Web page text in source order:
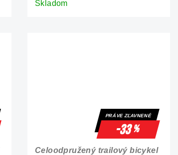
Gold/Gunmetal
Skladom
PRÁVE ZĽAVNENÉ
-33%
Celoodpružený trailový bicykel